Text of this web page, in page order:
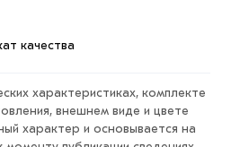
качества. Возврат
7 дней (наличие чека
качества
характеристиках, комплекте
внешнем виде и цвете
характер и основывается на